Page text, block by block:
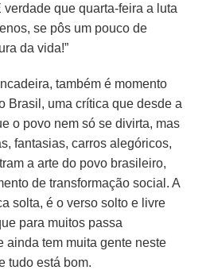
que quarta-feira a luta
se pôs um pouco de
da vida!”
também é momento
Brasil, uma crítica que desde a
o povo nem só se divirta, mas
fantasias, carros alegóricos,
a arte do povo brasileiro,
de transformação social. A
solta, é o verso solto e livre
para muitos passa
ainda tem muita gente neste
tudo está bom.